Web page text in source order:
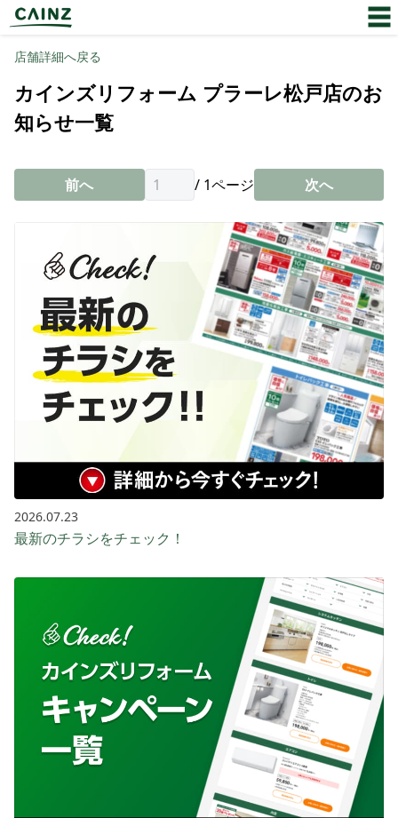
店舗詳細へ戻る
カインズリフォーム プラーレ松戸店のお
知らせ一覧
前へ / 1ページ 次へ
2026.07.23
最新のチラシをチェック！